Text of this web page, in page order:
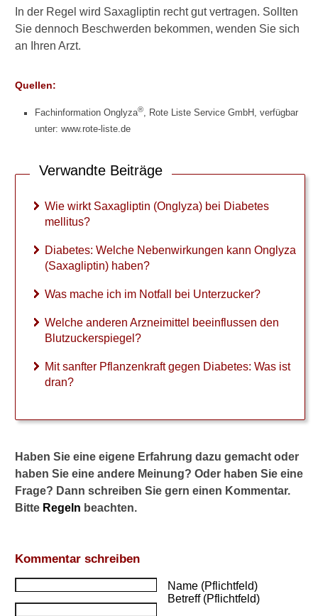
In der Regel wird Saxagliptin recht gut vertragen. Sollten
Sie dennoch Beschwerden bekommen, wenden Sie sich
an Ihren Arzt.
Quellen:
Fachinformation Onglyza®, Rote Liste Service GmbH, verfügbar
unter: www.rote-liste.de
Verwandte Beiträge
Wie wirkt Saxagliptin (Onglyza) bei Diabetes
mellitus?
Diabetes: Welche Nebenwirkungen kann Onglyza
(Saxagliptin) haben?
Was mache ich im Notfall bei Unterzucker?
Welche anderen Arzneimittel beeinflussen den
Blutzuckerspiegel?
Mit sanfter Pflanzenkraft gegen Diabetes: Was ist
dran?
Haben Sie eine eigene Erfahrung dazu gemacht oder
haben Sie eine andere Meinung? Oder haben Sie eine
Frage? Dann schreiben Sie gern einen Kommentar.
Bitte Regeln beachten.
Kommentar schreiben
Name (Pflichtfeld)
Betreff (Pflichtfeld)
W
l
c
N
e
e
i
k
u
g
e
k
n
n
n
g
l
z
S
a
x
a
p
i
n